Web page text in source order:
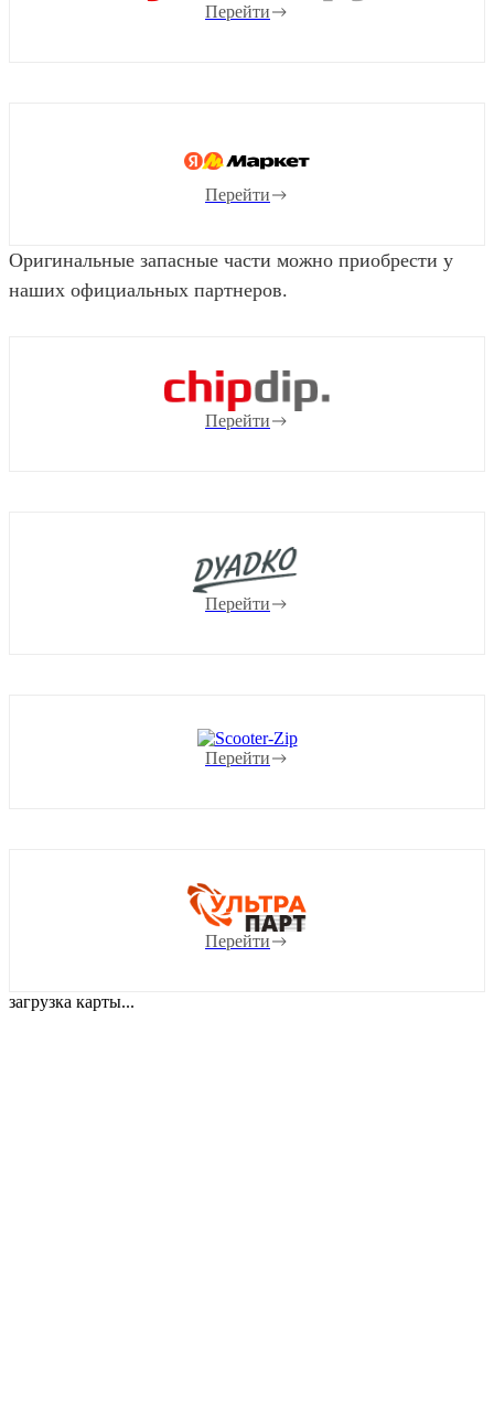
Перейти
Перейти
Оригинальные запасные части можно приобрести у
наших официальных партнеров.
Перейти
Перейти
Перейти
Перейти
загрузка карты...